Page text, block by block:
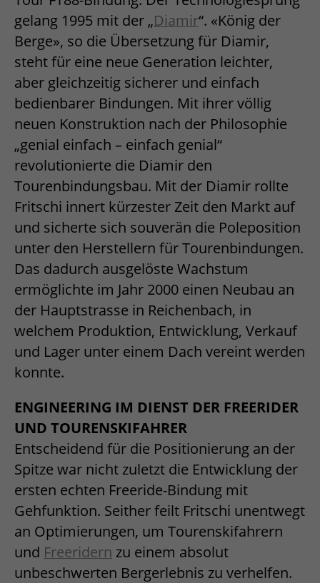
gelang 1995 mit der „Diamir“. «König der
Berge», so die Übersetzung für Diamir,
steht für eine neue Generation leichter,
aber gleichzeitig sicherer und einfach
bedienbarer Bindungen. Mit ihrer völlig
neuen Konstruktion nach der Philosophie
„genial einfach – einfach genial“
revolutionierte die Diamir den
Tourenbindungsbau. Mit der Diamir rollte
Fritschi innert kürzester Zeit den Markt auf
und sicherte sich souverän die Poleposition
unter den Herstellern für Tourenbindungen.
Das dadurch ausgelöste Wachstum
ermöglichte im Jahr 2000 einen Neubau an
der Hauptstrasse in Reichenbach, in
welchem Produktion, Entwicklung, Verkauf
und Lager unter einem Dach vereint werden
konnte.
ENGINEERING IM DIENST DER FREERIDER
UND TOURENSKIFAHRER
Entscheidend für die Positionierung an der
Spitze war nicht zuletzt die Entwicklung der
ersten echten Freeride-Bindung mit
Gehfunktion. Seither feilt Fritschi unentwegt
an Optimierungen, um Tourenskifahrern
und Freeridern zu einem absolut
unbeschwerten Bergerlebnis zu verhelfen.